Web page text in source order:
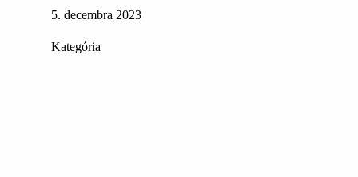
5. decembra 2023
Kategória